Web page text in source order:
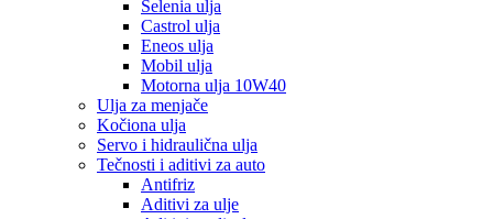
Selenia ulja
Castrol ulja
Eneos ulja
Mobil ulja
Motorna ulja 10W40
Ulja za menjače
Kočiona ulja
Servo i hidraulična ulja
Tečnosti i aditivi za auto
Antifriz
Aditivi za ulje